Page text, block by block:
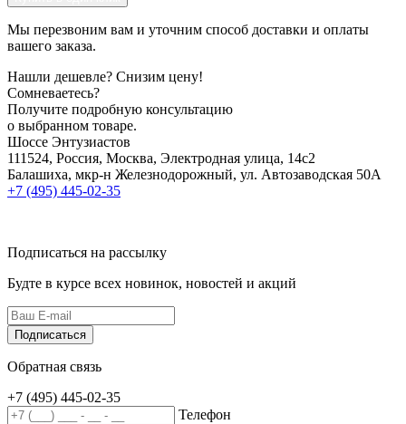
Мы перезвоним вам и уточним способ доставки и оплаты
вашего заказа.
Нашли дешевле? Снизим цену!
Сомневаетесь?
Получите подробную консультацию
о выбранном товаре.
Шоссе Энтузиастов
111524, Россия, Москва, Электродная улица, 14с2
Балашиха, мкр-н Железнодорожный, ул. Автозаводская 50А
+7 (495) 445-02-35
Подписаться на рассылку
Будте в курсе всех новинок, новостей и акций
Подписаться
Обратная связь
+7 (495) 445-02-35
Телефон